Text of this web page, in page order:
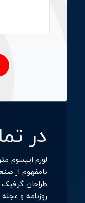
در
لورم ایپسوم
نامفهوم از
طراحان
روزنامه و